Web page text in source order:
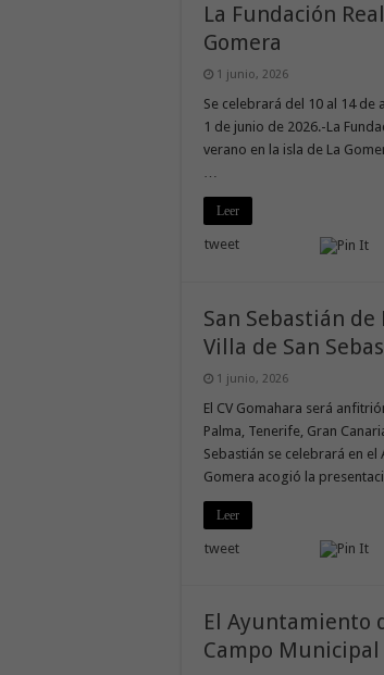
La Fundación
Gomera
1 junio, 2026
Se celebrará del 10 al 14
1 de junio de 2026.-La
verano en la isla de La
…
Leer
tweet
San Sebastián
Villa de San
1 junio, 2026
El CV Gomahara será
Palma, Tenerife, Gran
Sebastián se celebrará en
Gomera acogió la
Leer
tweet
El Ayuntamiento
Campo